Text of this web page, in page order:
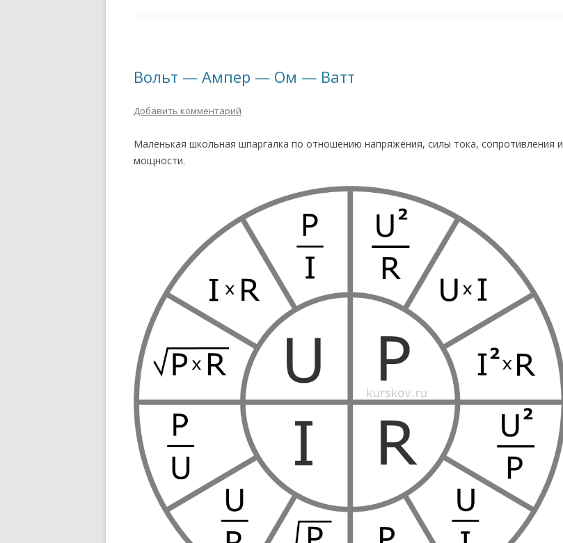
Вольт — Ампер — Ом — Ватт
Добавить комментарий
Маленькая школьная шпаргалка по отношению напряжения, силы тока, сопротивления и
мощности.